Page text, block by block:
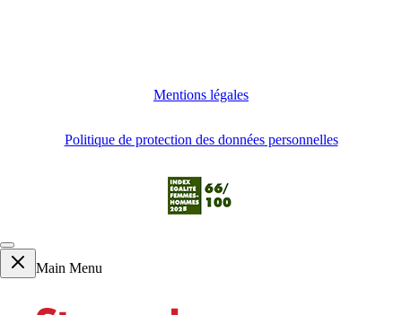
Mentions légales
Politique de protection des données personnelles
Main Menu